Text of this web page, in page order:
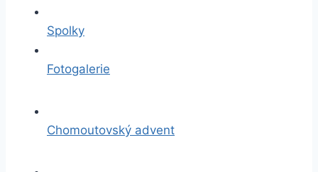
Spolky
Fotogalerie
Chomoutovský advent